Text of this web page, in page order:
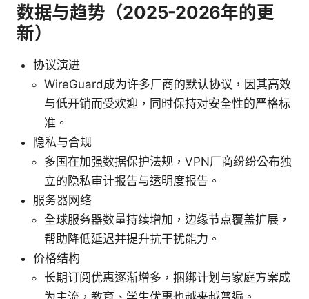
数据与趋势（2025-2026年的更
新）
协议演进
WireGuard成为许多厂商的默认协议，因其高效
与低开销而受欢迎，同时保持对安全性的严格标
准。
隐私与合规
多国在加强数据保护法规，VPN厂商纷纷公布独
立的隐私审计报告与透明度报告。
服务器网络
全球服务器数量持续增加，边缘节点覆盖扩展，
帮助降低延迟并提升抗干扰能力。
价格结构
长期订阅优惠逐渐增多，捆绑计划与家庭方案成